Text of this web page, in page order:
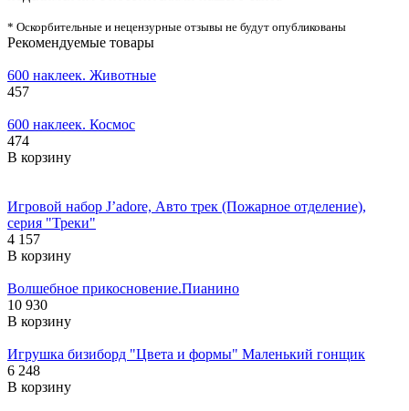
* Оскорбительные и нецензурные отзывы не будут опубликованы
Рекомендуемые товары
600 наклеек. Животные
457
600 наклеек. Космос
474
В корзину
Игровой набор J’adore, Авто трек (Пожарное отделение),
серия "Треки"
4 157
В корзину
Волшебное прикосновение.Пианино
10 930
В корзину
Игрушка бизиборд "Цвета и формы" Маленький гонщик
6 248
В корзину